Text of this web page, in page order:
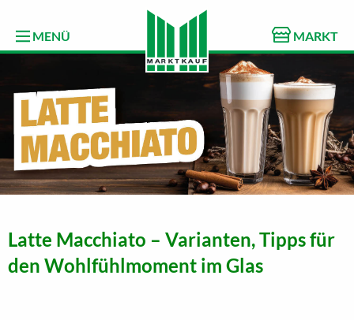
MENÜ MARKT
Latte Macchiato – Varianten, Tipps für
den Wohlfühlmoment im Glas